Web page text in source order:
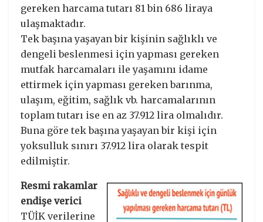
gereken harcama tutarı 81 bin 686 liraya
ulaşmaktadır.
Tek başına yaşayan bir kişinin sağlıklı ve
dengeli beslenmesi için yapması gereken
mutfak harcamaları ile yaşamını idame
ettirmek için yapması gereken barınma,
ulaşım, eğitim, sağlık vb. harcamalarının
toplam tutarı ise en az 37.912 lira olmalıdır.
Buna göre tek başına yaşayan bir kişi için
yoksulluk sınırı 37.912 lira olarak tespit
edilmiştir.
Resmi rakamlar
endişe verici
TÜİK verilerine